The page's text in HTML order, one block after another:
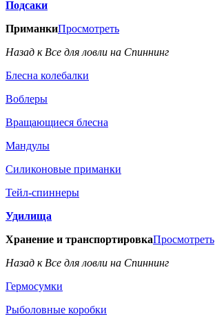
Подсаки
ПриманкиПросмотреть
Назад к Все для ловли на Спиннинг
Блесна колебалки
Воблеры
Вращающиеся блесна
Мандулы
Силиконовые приманки
Тейл-спиннеры
Удилища
Хранение и транспортировкаПросмотреть
Назад к Все для ловли на Спиннинг
Гермосумки
Рыболовные коробки